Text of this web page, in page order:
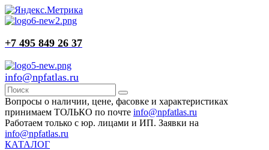
+7 495 849 26 37
info@npfatlas.ru
Вопросы о наличии, цене, фасовке и характеристиках
принимаем ТОЛЬКО по почте info@npfatlas.ru
Работаем только с юр. лицами и ИП. Заявки на
info@npfatlas.ru
КАТАЛОГ